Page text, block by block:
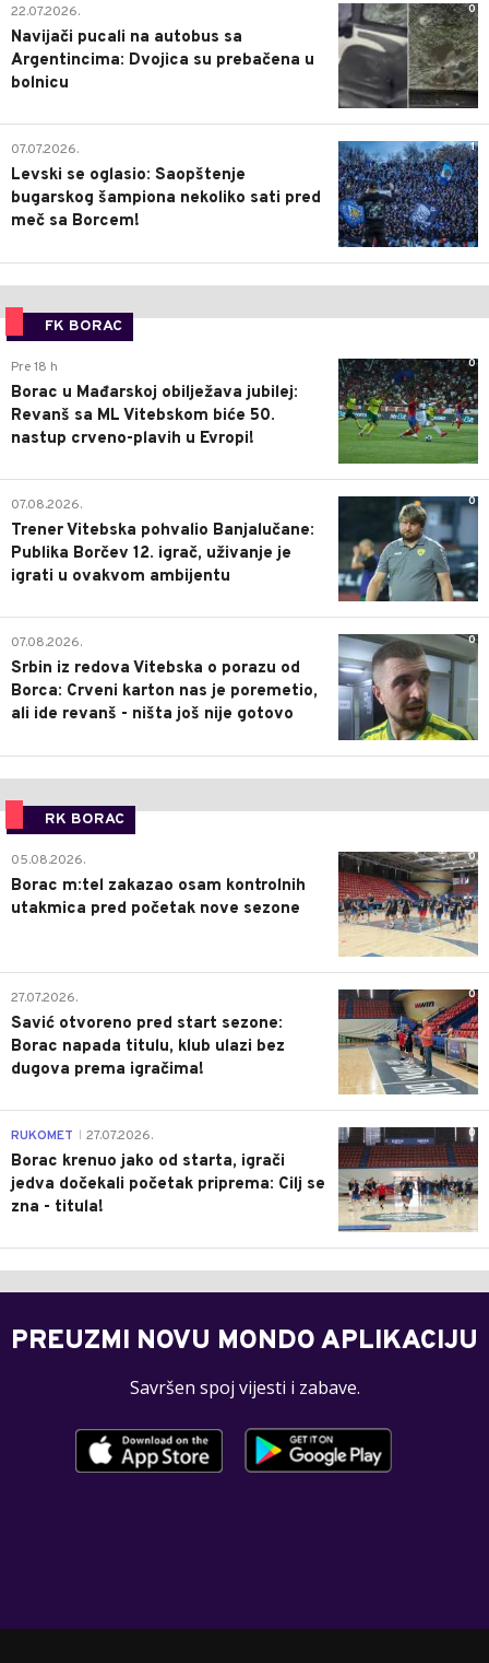
0
22.07.2026.
Navijači pucali na autobus sa
Argentincima: Dvojica su prebačena u
bolnicu
1
07.07.2026.
Levski se oglasio: Saopštenje
bugarskog šampiona nekoliko sati pred
meč sa Borcem!
FK BORAC
0
Pre 18 h
Borac u Mađarskoj obilježava jubilej:
Revanš sa ML Vitebskom biće 50.
nastup crveno-plavih u Evropi!
0
07.08.2026.
Trener Vitebska pohvalio Banjalučane:
Publika Borčev 12. igrač, uživanje je
igrati u ovakvom ambijentu
0
07.08.2026.
Srbin iz redova Vitebska o porazu od
Borca: Crveni karton nas je poremetio,
ali ide revanš - ništa još nije gotovo
RK BORAC
0
05.08.2026.
Borac m:tel zakazao osam kontrolnih
utakmica pred početak nove sezone
0
27.07.2026.
Savić otvoreno pred start sezone:
Borac napada titulu, klub ulazi bez
dugova prema igračima!
0
RUKOMET 27.07.2026.
Borac krenuo jako od starta, igrači
jedva dočekali početak priprema: Cilj se
zna - titula!
PREUZMI NOVU MONDO APLIKACIJU
Savršen spoj vijesti i zabave.